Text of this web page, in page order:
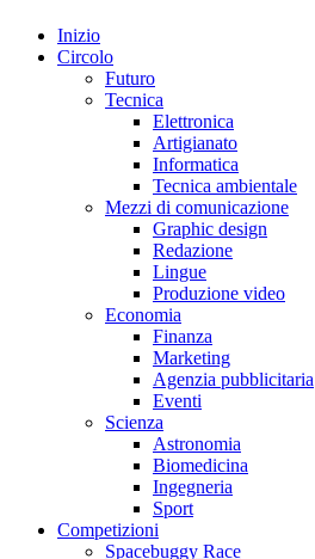
Inizio
Circolo
Futuro
Tecnica
Elettronica
Artigianato
Informatica
Tecnica ambientale
Mezzi di comunicazione
Graphic design
Redazione
Lingue
Produzione video
Economia
Finanza
Marketing
Agenzia pubblicitaria
Eventi
Scienza
Astronomia
Biomedicina
Ingegneria
Sport
Competizioni
Spacebuggy Race